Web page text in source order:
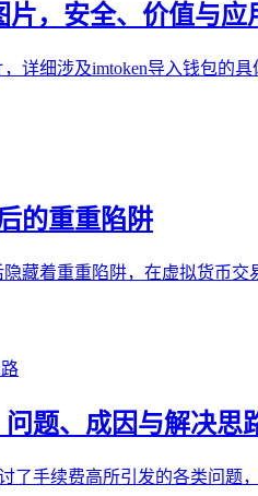
，安全、价值与应
详细涉及imtoken导入钱包
的重重陷阱
藏着重重陷阱，在虚拟货币
题、成因与解决思
了手续费高所引发的各类问